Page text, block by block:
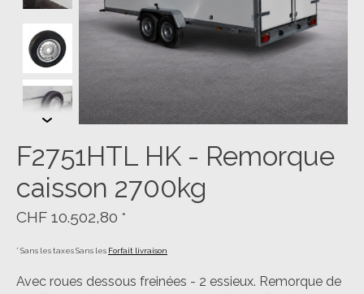
F2751HTL HK - Remorque
caisson 2700kg
CHF 10.502,80 *
* Sans les taxes Sans les Forfait livraison
Avec roues dessous freinées - 2 essieux. Remorque de